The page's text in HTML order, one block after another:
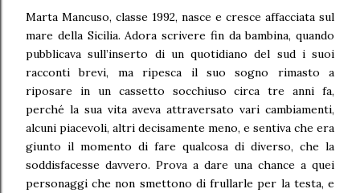
Marta Mancuso, classe 1992, nasce e cresce affacciata sul
mare della Sicilia. Adora scrivere fin da bambina, quando
pubblicava sull’inserto di un quotidiano del sud i suoi
racconti brevi, ma ripesca il suo sogno rimasto a
riposare in un cassetto socchiuso circa tre anni fa,
perché la sua vita aveva attraversato vari cambiamenti,
alcuni piacevoli, altri decisamente meno, e sentiva che era
giunto il momento di fare qualcosa di diverso, che la
soddisfacesse davvero. Prova a dare una chance a quei
personaggi che non smettono di frullarle per la testa, e